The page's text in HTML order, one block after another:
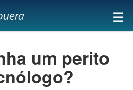
×
☰
um perito